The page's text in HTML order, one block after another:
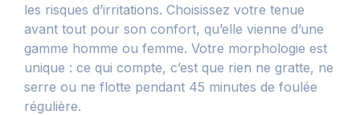
les risques d’irritations. Choisissez votre tenue
avant tout pour son confort, qu’elle vienne d’une
gamme homme ou femme. Votre morphologie est
unique : ce qui compte, c’est que rien ne gratte, ne
serre ou ne flotte pendant 45 minutes de foulée
régulière.